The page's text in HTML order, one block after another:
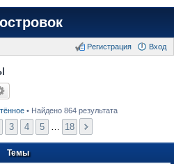
Вход
Регистрация
• Найдено 864 результата
3 4 5 18
Темы